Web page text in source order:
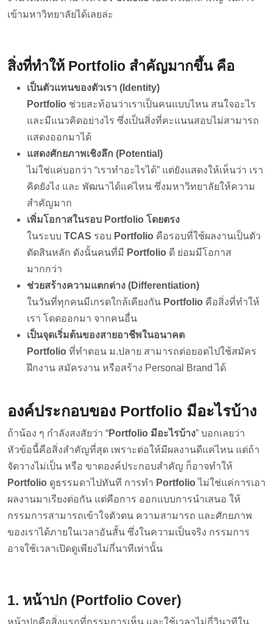
เข้ามหาวิทยาลัยได้เลยล่ะ
สิ่งที่ทำให้ Portfolio สำคัญมากขึ้น คือ
เป็นตัวแทนของตัวเรา (Identity)
Portfolio ช่วยสะท้อนว่าเราเป็นคนแบบไหน สนใจอะไร
และมีแนวคิดอย่างไร ซึ่งเป็นสิ่งที่คะแนนสอบไม่สามารถ
แสดงออกมาได้
แสดงศักยภาพเชิงลึก (Potential)
ไม่ใช่แค่บอกว่า “เราทำอะไรได้” แต่ยังแสดงให้เห็นว่า เรา
คิดยังไง และ พัฒนาได้แค่ไหน ซึ่งมหาวิทยาลัยให้ความ
สำคัญมาก
เพิ่มโอกาสในรอบ Portfolio โดยตรง
ในระบบ TCAS รอบ Portfolio คือรอบที่ใช้ผลงานเป็นตัว
ตัดสินหลัก ดังนั้นคนที่มี Portfolio ดี ย่อมมีโอกาส
มากกว่า
ช่วยสร้างความแตกต่าง (Differentiation)
ในวันที่ทุกคนมีเกรดใกล้เคียงกัน Portfolio คือสิ่งที่ทำให้
เรา โดดออกมา จากคนอื่น
เป็นจุดเริ่มต้นของสายอาชีพในอนาคต
Portfolio ที่ทำตอน ม.ปลาย สามารถต่อยอดไปใช้สมัคร
ฝึกงาน สมัครงาน หรือสร้าง Personal Brand ได้
องค์ประกอบของ Portfolio มีอะไรบ้าง
ถ้าน้อง ๆ กำลังสงสัยว่า “Portfolio มีอะไรบ้าง” บอกเลยว่า
หัวข้อนี้คือสิ่งสำคัญที่สุด เพราะต่อให้มีผลงานดีแค่ไหน แต่ถ้า
จัดวางไม่เป็น หรือ ขาดองค์ประกอบสำคัญ ก็อาจทำให้
Portfolio ดูธรรมดาไปทันที การทำ Portfolioไม่ใช่แค่การเอา
ผลงานมาเรียงต่อกัน แต่คือการ ออกแบบการนำเสนอ ให้
กรรมการสามารถเข้าใจตัวตน ความสามารถ และศักยภาพ
ของเราได้ภายในเวลาอันสั้น ซึ่งในความเป็นจริง กรรมการ
อาจใช้เวลาเปิดดูเพียงไม่กี่นาทีเท่านั้น
1. หน้าปก (Portfolio Cover)
หน้าปกคือสิ่งแรกที่กรรมการเห็น และใช้เวลาไม่กี่วินาทีใน